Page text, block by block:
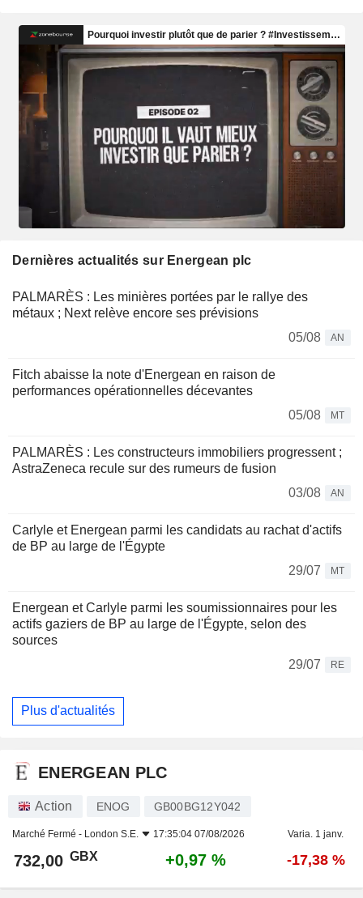
Dernières actualités sur Energean plc
PALMARÈS : Les minières portées par le rallye des
métaux ; Next relève encore ses prévisions
05/08
AN
Fitch abaisse la note d'Energean en raison de
performances opérationnelles décevantes
05/08
MT
PALMARÈS : Les constructeurs immobiliers progressent ;
AstraZeneca recule sur des rumeurs de fusion
03/08
AN
Carlyle et Energean parmi les candidats au rachat d'actifs
de BP au large de l'Égypte
29/07
MT
Energean et Carlyle parmi les soumissionnaires pour les
actifs gaziers de BP au large de l'Égypte, selon des
sources
29/07
RE
Plus d'actualités
ENERGEAN PLC
Action ENOG GB00BG12Y042
Marché Fermé - London S.E. 17:35:04 07/08/2026 Varia. 1 janv.
732,00 GBX +0,97 % -17,38 %